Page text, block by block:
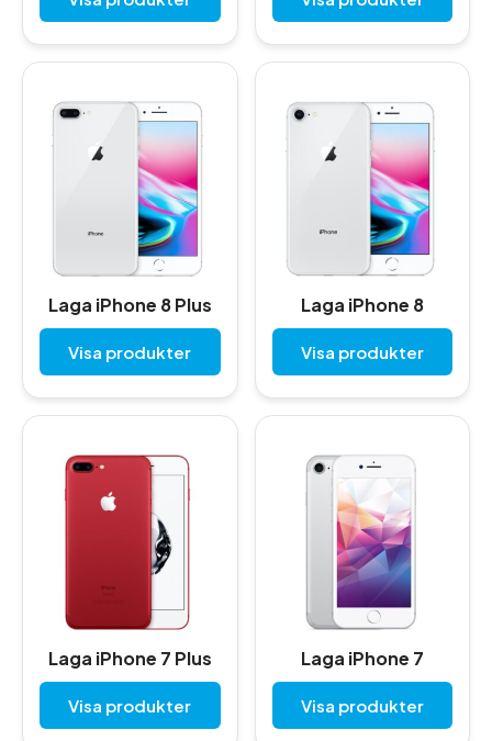
Laga iPhone 8 Plus
Visa produkter
Laga iPhone 8
Visa produkter
Laga iPhone 7 Plus
Visa produkter
Laga iPhone 7
Visa produkter